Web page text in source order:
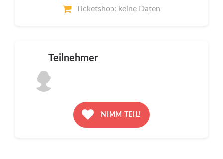
Ticketshop: keine Daten
Teilnehmer
NIMM TEIL!